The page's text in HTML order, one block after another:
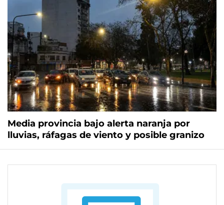
Media provincia bajo alerta naranja por
lluvias, ráfagas de viento y posible granizo